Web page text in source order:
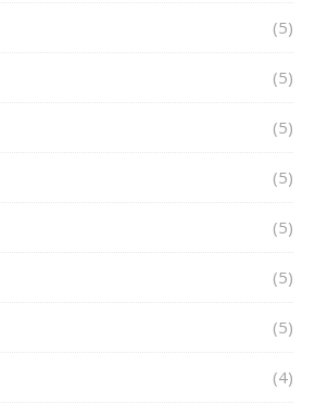
(5)
(5)
(5)
(5)
(5)
(5)
(5)
(4)